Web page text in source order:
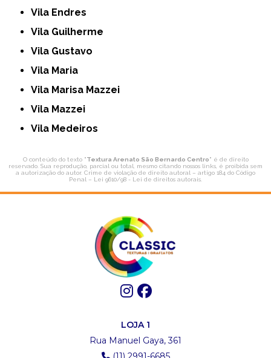
Vila Endres
Vila Guilherme
Vila Gustavo
Vila Maria
Vila Marisa Mazzei
Vila Mazzei
Vila Medeiros
O conteúdo do texto "Textura Arenato São Bernardo Centro" é de direito
reservado. Sua reprodução, parcial ou total, mesmo citando nossos links, é proibida sem
a autorização do autor. Crime de violação de direito autoral – artigo 184 do Código
Penal – Lei 9610/98 - Lei de direitos autorais
LOJA 1
Rua Manuel Gaya, 361